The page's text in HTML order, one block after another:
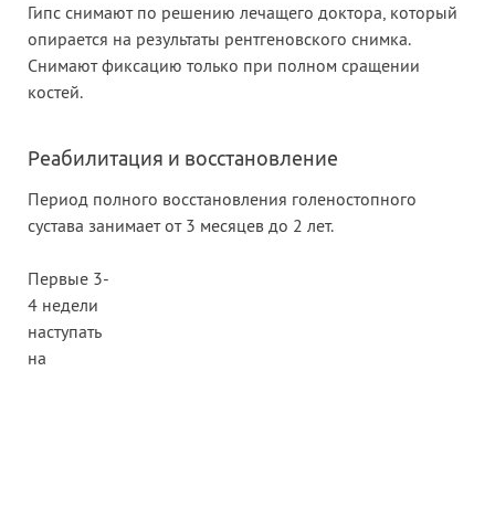
Гипс снимают по решению лечащего доктора, который
опирается на результаты рентгеновского снимка.
Снимают фиксацию только при полном сращении
костей.
Реабилитация и восстановление
Период полного восстановления голеностопного
сустава занимает от 3 месяцев до 2 лет.
Первые 3-
4 недели
наступать
на